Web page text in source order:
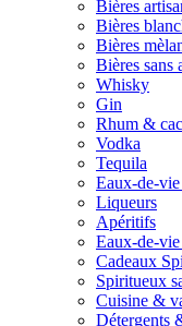
Bières
Bières
Bières
Bières sans
Whisky
Gin
Rhum &
Vodka
Tequila
Eaux-de-
Liqueurs
Apéritifs
Eaux-de-
Cadeaux
Spiritueux
Cuisine &
Détergents